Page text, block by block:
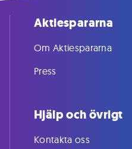
Aktiespararna
Om Aktiespararna
Press
Hjälp och övrigt
Kontakta oss